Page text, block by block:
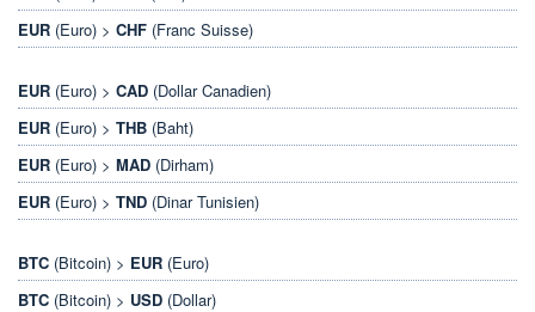
EUR (Euro) > CHF (Franc Suisse)
EUR (Euro) > CAD (Dollar Canadien)
EUR (Euro) > THB (Baht)
EUR (Euro) > MAD (Dirham)
EUR (Euro) > TND (Dinar Tunisien)
BTC (Bitcoin) > EUR (Euro)
BTC (Bitcoin) > USD (Dollar)